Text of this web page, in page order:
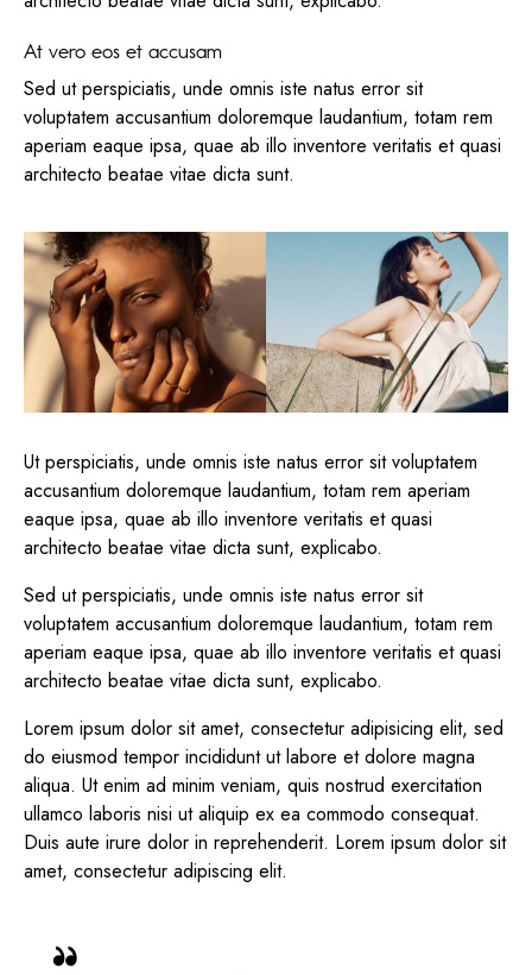
At vero eos et accusam
Sed ut perspiciatis, unde omnis iste natus error sit
voluptatem accusantium doloremque laudantium, totam rem
aperiam eaque ipsa, quae ab illo inventore veritatis et quasi
architecto beatae vitae dicta sunt.
Ut perspiciatis, unde omnis iste natus error sit voluptatem
accusantium doloremque laudantium, totam rem aperiam
eaque ipsa, quae ab illo inventore veritatis et quasi
architecto beatae vitae dicta sunt, explicabo.
Sed ut perspiciatis, unde omnis iste natus error sit
voluptatem accusantium doloremque laudantium, totam rem
aperiam eaque ipsa, quae ab illo inventore veritatis et quasi
architecto beatae vitae dicta sunt, explicabo.
Lorem ipsum dolor sit amet, consectetur adipisicing elit, sed
do eiusmod tempor incididunt ut labore et dolore magna
aliqua. Ut enim ad minim veniam, quis nostrud exercitation
ullamco laboris nisi ut aliquip ex ea commodo consequat.
Duis aute irure dolor in reprehenderit. Lorem ipsum dolor sit
amet, consectetur adipiscing elit.